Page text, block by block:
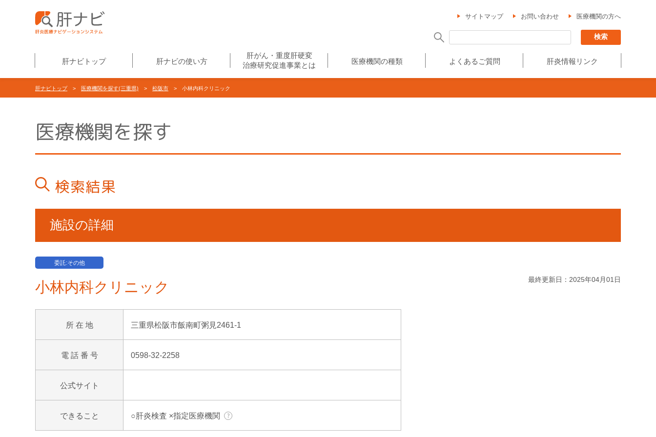
サイトマップ お問い合わせ 医療機関の方へ
肝ナビトップ 肝ナビの使い方
肝がん・重度肝硬変
治療研究促進事業とは
医療機関の種類 よくあるご質問 肝炎情報リンク
肝ナビトップ> 医療機関を探す(三重県) > 松阪市 > 小林内科クリニック
医療機関を探す
検索結果
施設の詳細
委託:その他
小林内科クリニック
所 在 地 三重県松阪市飯南町粥見2461-1
電 話 番 号 0598-32-2258
公式サイト
できること ○肝炎検査 ×指定医療機関
最終更新日：2025年04月01日